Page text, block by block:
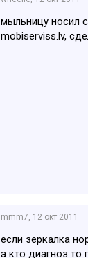
мыльницу носил
mobiserviss.lv,
mmm7, 12 окт 2011
если зеркалка
а кто диагноз то